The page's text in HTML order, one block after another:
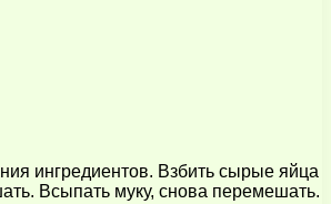
ингредиентов. Взбить сырые яйца
Всыпать муку, снова перемешать.